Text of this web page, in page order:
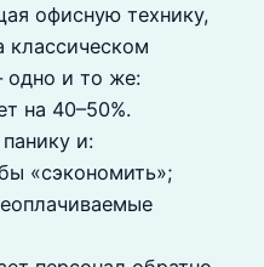
офисную технику,
классическом
одно и то же:
на 40–50%.
и:
«сэкономить»;